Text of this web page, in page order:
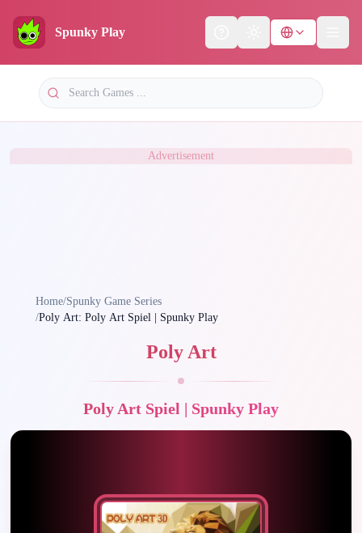
Spunky Play Theme
Advertisement
Home/Spunky Game Series
/Poly Art: Poly Art Spiel | Spunky Play
Poly Art
Poly Art Spiel | Spunky Play